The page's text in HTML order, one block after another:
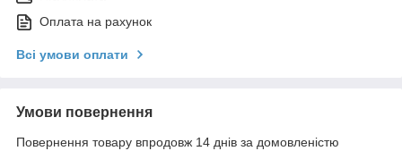
Оплата на рахунок
Всі умови оплати
Умови повернення
Повернення товару впродовж 14 днів за домовленістю